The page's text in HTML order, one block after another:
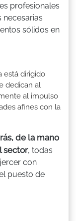
profesionales
necesarias
sólidos en
está dirigido
dedican al
al impulso
afines con la
de la mano
sector, todas
con
puesto de